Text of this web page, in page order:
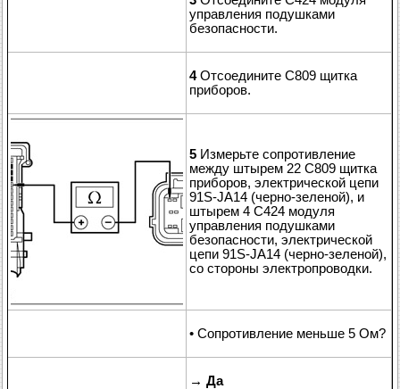
управления подушками
безопасности.
4Отсоедините C809 щитка
приборов.
5 Измерьте сопротивление
между штырем 22 C809 щитка
приборов, электрической цепи
91S-JA14 (черно-зеленой), и
штырем 4 C424 модуля
управления подушками
безопасности, электрической
цепи 91S-JA14 (черно-зеленой),
со стороны электропроводки.
• Сопротивление меньше 5 Ом?
→ Да